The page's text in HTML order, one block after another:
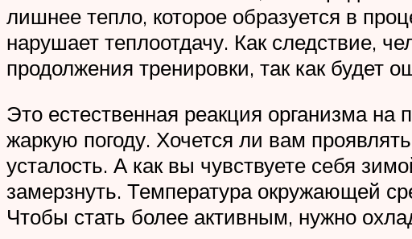
лишнее тепло, которое образуется в
нарушает теплоотдачу. Как следствие,
продолжения тренировки, так как будет
Это естественная реакция организма на
жаркую погоду. Хочется ли вам
усталость. А как вы чувствуете себя
замерзнуть. Температура окружающей
Чтобы стать более активным, нужно